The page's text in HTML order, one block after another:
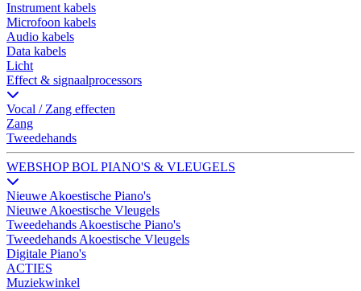
Instrument kabels
Microfoon kabels
Audio kabels
Data kabels
Licht
Effect & signaalprocessors
Vocal / Zang effecten
Zang
Tweedehands
WEBSHOP BOL PIANO'S & VLEUGELS
Nieuwe Akoestische Piano's
Nieuwe Akoestische Vleugels
Tweedehands Akoestische Piano's
Tweedehands Akoestische Vleugels
Digitale Piano's
ACTIES
Muziekwinkel